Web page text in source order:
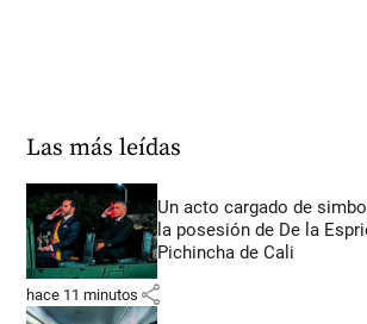
Las más leídas
Un acto cargado de
la posesión de De la
Pichincha de Cali
hace 11 minutos share